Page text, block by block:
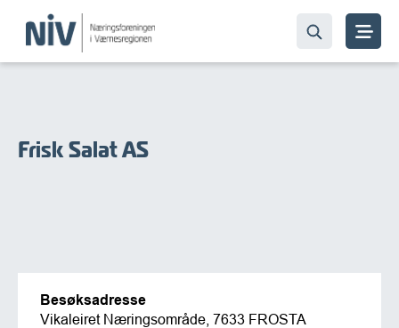
Frisk Salat AS
Besøksadresse
Vikaleiret Næringsområde, 7633 FROSTA